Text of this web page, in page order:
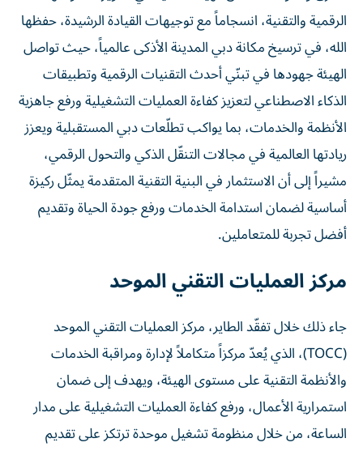
الرقمية والتقنية، انسجاماً مع توجيهات القيادة الرشيدة، حفظها
الله، في ترسيخ مكانة دبي المدينة الأذكى عالمياً، حيث تواصل
الهيئة جهودها في تبنّي أحدث التقنيات الرقمية وتطبيقات
الذكاء الاصطناعي لتعزيز كفاءة العمليات التشغيلية ورفع جاهزية
الأنظمة والخدمات، بما يواكب تطلّعات دبي المستقبلية ويعزز
ريادتها العالمية في مجالات التنقّل الذكي والتحول الرقمي،
مشيراً إلى أن الاستثمار في البنية التقنية المتقدمة يمثّل ركيزة
أساسية لضمان استدامة الخدمات ورفع جودة الحياة وتقديم
أفضل تجربة للمتعاملين.
مركز العمليات التقني الموحد
جاء ذلك خلال تفقّد الطاير، مركز العمليات التقني الموحد
(TOCC)، الذي يُعدّ مركزاً متكاملاً لإدارة ومراقبة الخدمات
والأنظمة التقنية على مستوى الهيئة، ويهدف إلى ضمان
استمرارية الأعمال، ورفع كفاءة العمليات التشغيلية على مدار
الساعة، من خلال منظومة تشغيل موحدة ترتكز على تقديم